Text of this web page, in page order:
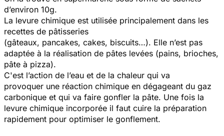
d’environ 10g.
La levure chimique est utilisée principalement dans les
recettes de pâtisseries
(gâteaux, pancakes, cakes, biscuits…). Elle n’est pas
adaptée à la réalisation de pâtes levées (pains, brioches,
pâte à pizza).
C'est l’action de l’eau et de la chaleur qui va
provoquer une réaction chimique en dégageant du gaz
carbonique et qui va faire gonfler la pâte. Une fois la
levure chimique incorporée il faut cuire la préparation
rapidement pour optimiser le gonflement.